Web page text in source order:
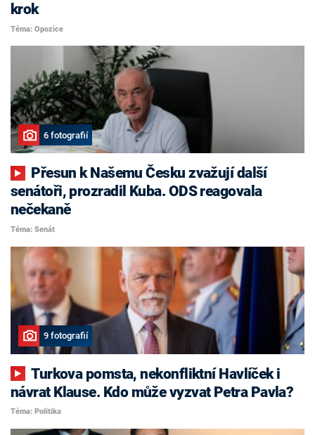
krok
Téma: Opozice
6 fotografií
senátoři, prozradil Kuba. ODS reagovala
nečekaně
Téma: Senát
9 fotografií
Turkova pomsta, nekonfliktní Havlíček i
návrat Klause. Kdo může vyzvat Petra Pavla?
Téma: Politika